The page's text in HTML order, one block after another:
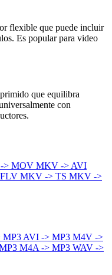
flexible que puede incluir
Es popular para video
que equilibra
con
> MOV MKV -> AVI
MKV -> TS MKV ->
MP3 AVI -> MP3 M4V ->
M4A -> MP3 WAV ->